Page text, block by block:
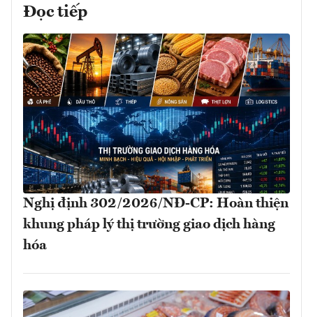
Đọc tiếp
Nghị định 302/2026/NĐ-CP: Hoàn thiện
khung pháp lý thị trường giao dịch hàng
hóa